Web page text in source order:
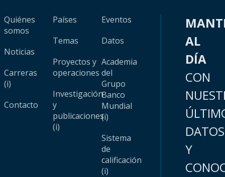
Quiénes
somos
Noticias
Carreras
(i)
Contacto
Países
Temas
Proyectos y
operaciones
Investigación
y
publicaciones
(i)
Eventos
Datos
Academia
del
Grupo
Banco
Mundial
(i)
Sistema
de
calificación
(i)
AL
DÍA
CON
DATOS
Y